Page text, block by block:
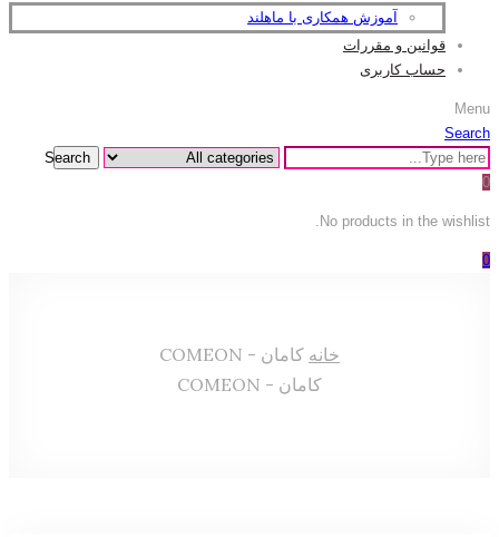
آموزش همکاری با ماهلند
قوانین و مقررات
حساب کاربری
Menu
Search
Search
0
No products in the wishlist.
0
خانه کامان - COMEON
کامان - COMEON